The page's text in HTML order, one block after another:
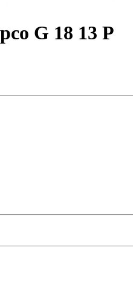
G 18 13 P